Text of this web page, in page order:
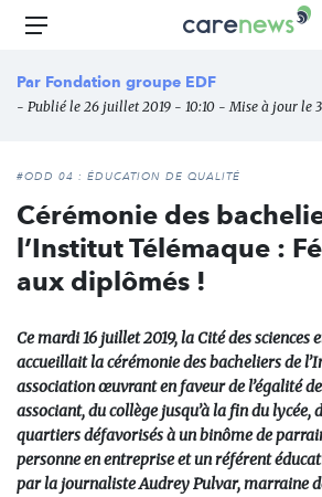
Aller
principal
Carenews,
média
des
l'engagement
Menu
Par Fondation groupe EDF
- Publié le 26 juillet 2019 - 10:10 - Mise à jour le
#ODD 04 : ÉDUCATION DE QUALITÉ
Cérémonie des
l’Institut Télémaque :
aux diplômés !
Ce mardi 16 juillet 2019, la Cité des sciences
accueillait la cérémonie des bacheliers de
association œuvrant en faveur de l’égalité
associant, du collège jusqu’à la fin du lycée,
quartiers défavorisés à un binôme de
personne en entreprise et un référent
par la journaliste Audrey Pulvar, marraine